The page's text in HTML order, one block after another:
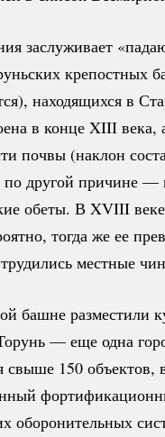
заслуживает
крепостных
находящихся в
в конце XIII века,
почвы (наклон
другой причине —
обеты. В XVIII
тогда же ее
местные
башне разместили
— еще одна
свыше 150
оборонительных